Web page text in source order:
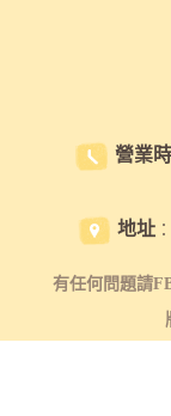
營業
地址：
有任何問題請